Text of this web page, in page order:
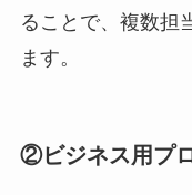
ることで、複数担
ます。
②ビジネス用プ